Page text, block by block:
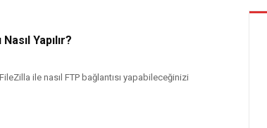
Yapılır?
ile nasıl FTP bağlantısı yapabileceğinizi